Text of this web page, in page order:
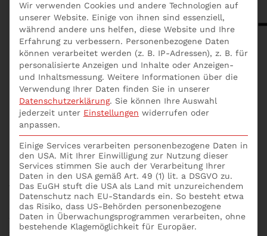
Megatrends 2025:
Smarte
Technologien,
Agilität & Green PM
Im modernen Projektmanagement stehen Fachleute
vor neuen Herausforderungen, aber auch Chancen.
Die Einführung von Künstlicher Intelligenz (KI) und
Automatisierung sowie die Implementierung hybrider
Ansätze und nachhaltiger ESG-Standards
Wir verwenden Cookies und andere Technologien auf
unserer Website. Einige von ihnen sind essenziell,
während andere uns helfen, diese Website und Ihre
Erfahrung zu verbessern. Personenbezogene Daten
können verarbeitet werden (z. B. IP-Adressen), z. B. für
personalisierte Anzeigen und Inhalte oder Anzeigen-
und Inhaltsmessung. Weitere Informationen über die
Verwendung Ihrer Daten finden Sie in unserer
Datenschutzerklärung. Sie können Ihre Auswahl
jederzeit unter Einstellungen widerrufen oder
anpassen.
Einige Services verarbeiten personenbezogene Daten in
den USA. Mit Ihrer Einwilligung zur Nutzung dieser
Services stimmen Sie auch der Verarbeitung Ihrer
Daten in den USA gemäß Art. 49 (1) lit. a DSGVO zu.
Das EuGH stuft die USA als Land mit unzureichendem
Datenschutz nach EU-Standards ein. So besteht etwa
das Risiko, dass US-Behörden personenbezogene
Daten in Überwachungsprogrammen verarbeiten, ohne
bestehende Klagemöglichkeit für Europäer.